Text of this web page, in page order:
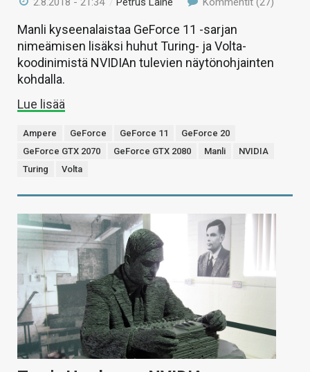
Manli kyseenalaistaa GeForce 11 -sarjan
nimeämisen lisäksi huhut Turing- ja Volta-
koodinimistä NVIDIAn tulevien näytönohjainten
kohdalla.
Lue lisää
Ampere GeForce GeForce 11
GeForce 20
GeForce GTX 2070
GeForce GTX 2080 Manli
NVIDIA
Turing
Volta